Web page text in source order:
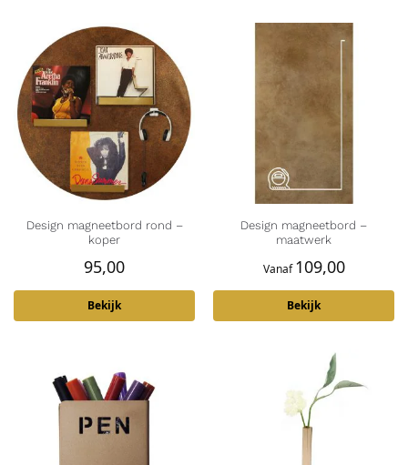
Design magneetbord rond –
koper
95,00
Bekijk
Design magneetbord –
maatwerk
Vanaf 109,00
Bekijk